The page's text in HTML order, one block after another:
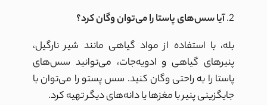
2. آیا سس‌های پاستا را می‌توان وگان کرد؟
بله، با استفاده از مواد گیاهی مانند شیر نارگیل،
پنیرهای گیاهی و ادویه‌جات، می‌توانید سس‌های
پاستا را به راحتی وگان کنید. سس پستو را می‌توان با
جایگزینی پنیر با مغزها یا دانه‌های دیگر تهیه کرد.